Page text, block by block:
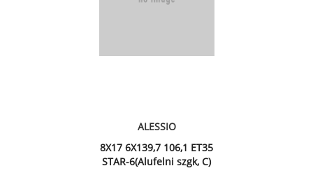
ALESSIO
8X17 6X139,7 106,1 ET35
STAR-6(Alufelni szgk, C)